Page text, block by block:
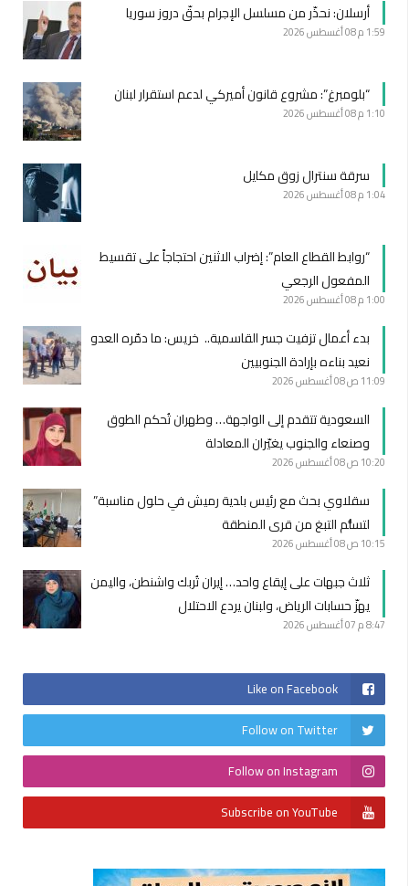
أرسلان: نحذّر من مسلسل الإجرام بحقّ دروز سوريا
1:59 م 08 أغسطس 2026
“بلومبرغ”: مشروع قانون أميركي لدعم استقرار لبنان
1:10 م 08 أغسطس 2026
سرقة سنترال زوق مكايل
1:04 م 08 أغسطس 2026
“روابط القطاع العام”: إضراب الاثنين احتجاجاً على تقسيط
المفعول الرجعي
1:00 م 08 أغسطس 2026
بدء أعمال تزفيت جسر القاسمية.. خريس: ما دمّره العدو
نعيد بناءه بإرادة الجنوبيين
11:09 ص 08 أغسطس 2026
السعودية تتقدم إلى الواجهة… وطهران تُحكم الطوق
وصنعاء والجنوب يغيّران المعادلة
10:20 ص 08 أغسطس 2026
سقلاوي بحث مع رئيس بلدية رميش في حلول مناسبة”
لتسلُّم التبغ من قرى المنطقة
10:15 ص 08 أغسطس 2026
ثلاث جبهات على إيقاع واحد… إيران تُربك واشنطن، واليمن
يهزّ حسابات الرياض، ولبنان يردع الاحتلال
8:47 م 07 أغسطس 2026
Like on Facebook
Follow on Twitter
Follow on Instagram
Subscribe on YouTube